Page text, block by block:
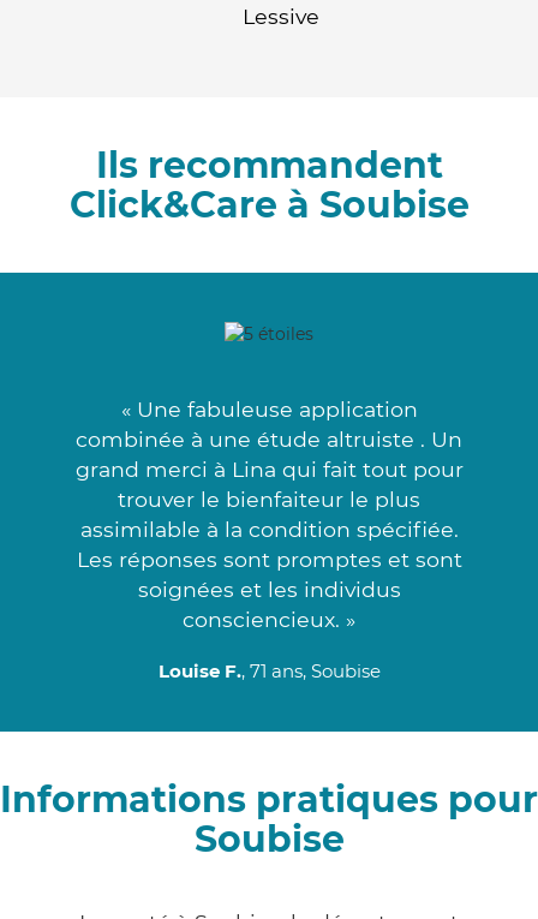
Lessive
Ils recommandent
Click&Care à Soubise
« Une fabuleuse application
combinée à une étude altruiste . Un
grand merci à Lina qui fait tout pour
trouver le bienfaiteur le plus
assimilable à la condition spécifiée.
Les réponses sont promptes et sont
soignées et les individus
consciencieux. »
Louise F., 71 ans, Soubise
Informations pratiques pour
Soubise